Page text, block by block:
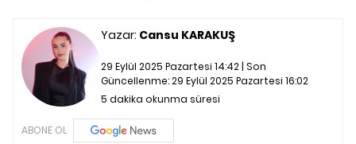
Yazar: Cansu KARAKUŞ
29 Eylül 2025 Pazartesi 14:42 | Son
Güncellenme:29 Eylül 2025 Pazartesi 16:02
5 dakika okunma süresi
ABONE OL